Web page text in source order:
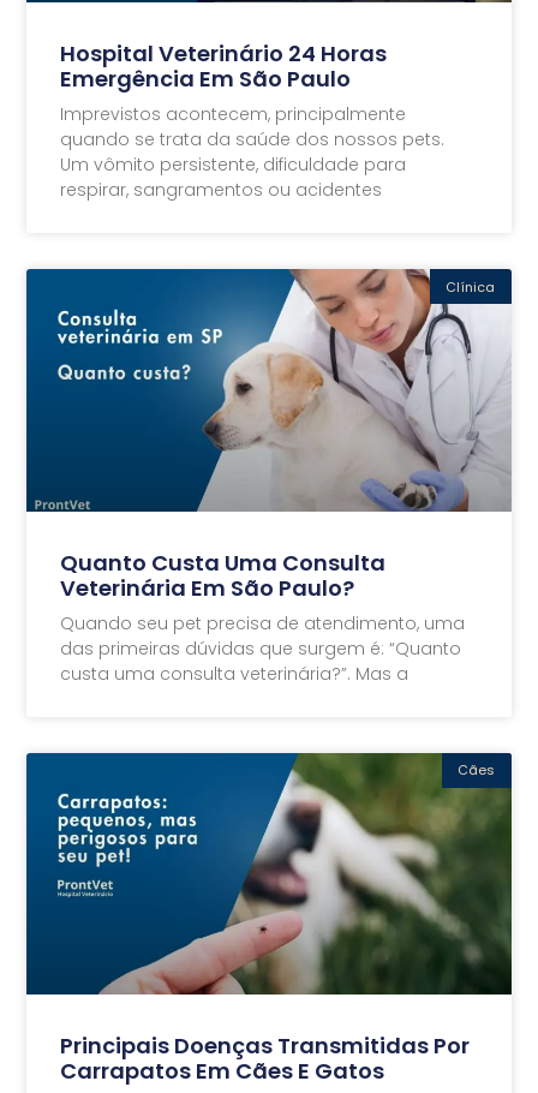
Hospital Veterinário 24 Horas
Emergência Em São Paulo
Imprevistos acontecem, principalmente
quando se trata da saúde dos nossos pets.
Um vômito persistente, dificuldade para
respirar, sangramentos ou acidentes
Clínica
Quanto Custa Uma Consulta
Veterinária Em São Paulo?
Quando seu pet precisa de atendimento, uma
das primeiras dúvidas que surgem é: “Quanto
custa uma consulta veterinária?”. Mas a
Cães
Principais Doenças Transmitidas Por
Carrapatos Em Cães E Gatos